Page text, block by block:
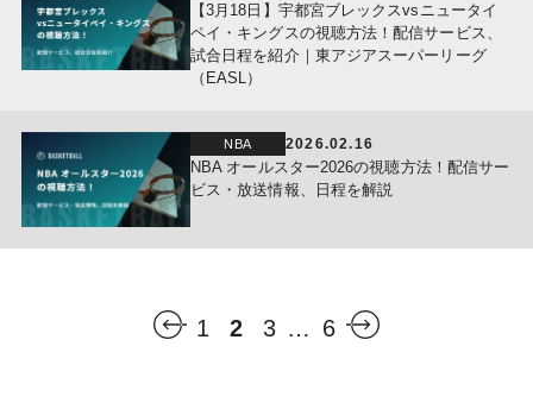
【3月18日】宇都宮ブレックスvsニュータイ
ペイ・キングスの視聴方法！配信サービス、
試合日程を紹介｜東アジアスーパーリーグ
（EASL）
NBA 2026.02.16
NBA オールスター2026の視聴方法！配信サー
ビス・放送情報、日程を解説
1 2 3 … 6